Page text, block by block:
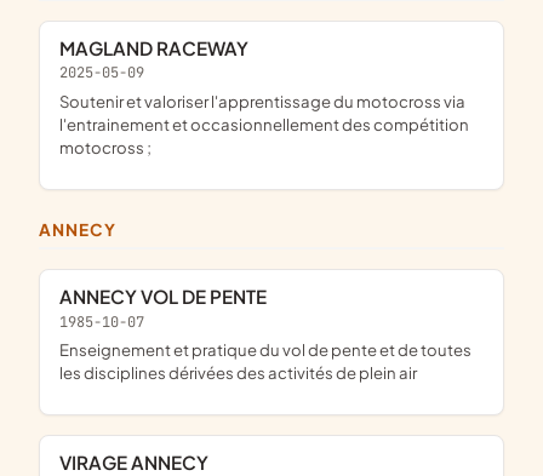
MAGLAND RACEWAY
2025-05-09
soutenir et valoriser l'apprentissage du motocross via
l'entrainement et occasionnellement des compétition
motocross ;
ANNECY
ANNECY VOL DE PENTE
1985-10-07
enseignement et pratique du vol de pente et de toutes
les disciplines dérivées des activités de plein air
VIRAGE ANNECY